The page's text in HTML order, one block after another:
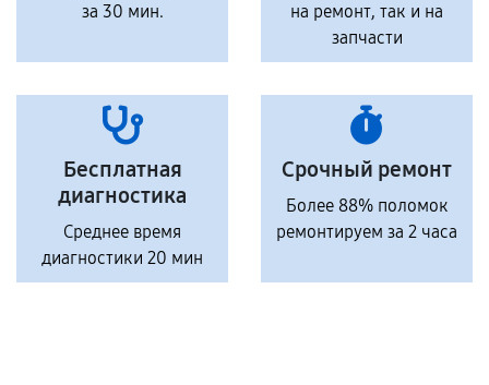
за 30 мин.
на ремонт, так и на
запчасти
Бесплатная
диагностика
Среднее время
диагностики 20 мин
Срочный ремонт
Более 88% поломок
ремонтируем за 2 часа